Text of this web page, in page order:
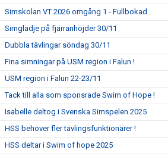
Simskolan VT 2026 omgång 1 - Fullbokad
Simglädje på fjärranhöjder 30/11
Dubbla tävlingar söndag 30/11
Fina simningar på USM region i Falun !
USM region i Falun 22-23/11
Tack till alla som sponsrade Swim of Hope !
Isabelle deltog i Svenska Simspelen 2025
HSS behöver fler tävlingsfunktionärer !
HSS deltar i Swim of hope 2025